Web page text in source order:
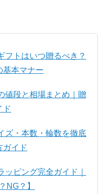
フトはいつ贈るべき？
基本マナー
値段と相場まとめ｜贈
ド
ズ・本数・輪数を徹底
ガイド
ッピング完全ガイド｜
NG？】